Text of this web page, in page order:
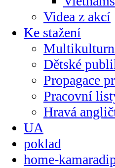
Videa z akcí
Ke stažení
Dětské
Propagace
Pracovní
Hravá
UA
poklad
home-